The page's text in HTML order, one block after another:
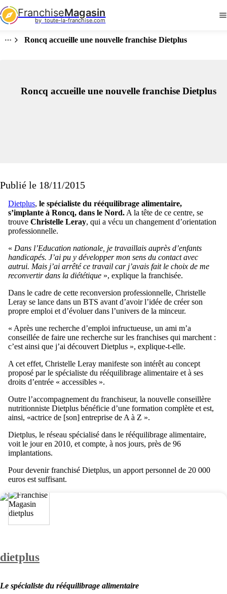
FranchiseMagasin
by  toute-la-franchise.com
Roncq accueille une nouvelle franchise Dietplus
Roncq accueille une nouvelle franchise Dietplus
Publié le 18/11/2015
Dietplus, le spécialiste du rééquilibrage alimentaire,
s’implante à Roncq, dans le Nord. A la tête de ce centre, se
trouve Christelle Leray, qui a vécu un changement d’orientation
professionnelle.
« Dans l’Education nationale, je travaillais auprès d’enfants
handicapés. J’ai pu y développer mon sens du contact avec
autrui. Mais j’ai arrêté ce travail car j’avais fait le choix de me
reconvertir dans la diététique », explique la franchisée.
Dans le cadre de cette reconversion professionnelle, Christelle
Leray se lance dans un BTS avant d’avoir l’idée de créer son
propre emploi et d’évoluer dans l’univers de la minceur.
« Après une recherche d’emploi infructueuse, un ami m’a
conseillée de faire une recherche sur les franchises qui marchent :
c’est ainsi que j’ai découvert Dietplus », explique-t-elle.
A cet effet, Christelle Leray manifeste son intérêt au concept
proposé par le spécialiste du rééquilibrage alimentaire et à ses
droits d’entrée « accessibles ».
Outre l’accompagnement du franchiseur, la nouvelle conseillère
nutritionniste Dietplus bénéficie d’une formation complète et est,
ainsi, «actrice de [son] entreprise de A à Z ».
Dietplus, le réseau spécialisé dans le rééquilibrage alimentaire,
voit le jour en 2010, et compte, à nos jours, près de 96
implantations.
Pour devenir franchisé Dietplus, un apport personnel de 20 000
euros est suffisant.
dietplus
Le spécialiste du rééquilibrage alimentaire